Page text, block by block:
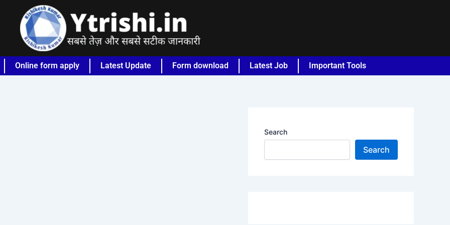
Online form apply Latest Update Form download Latest Job Important Tools
Search
Search